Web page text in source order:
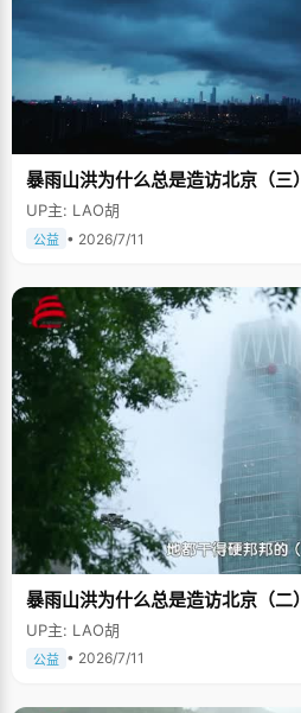
暴雨山洪为什么总是造访北京（三）
UP主: LAO胡
公益 • 2026/7/11
暴雨山洪为什么总是造访北京（二）
UP主: LAO胡
公益 • 2026/7/11